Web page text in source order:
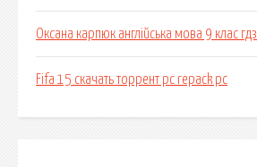
Оксана карпюк англійська мова 9 клас гдз
Fifa 15 скачать торрент pc repack pc